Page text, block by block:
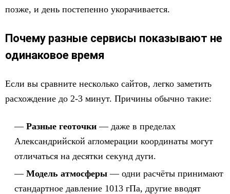
позже, и день постепенно укорачивается.
Почему разные сервисы показывают не
одинаковое время
Если вы сравните несколько сайтов, легко заметить
расхождение до 2-3 минут. Причины обычно такие:
Разные геоточки — даже в пределах
Александрийской агломерации координаты могут
отличаться на десятки секунд дуги.
Модель атмосферы — одни расчёты принимают
стандартное давление 1013 гПа, другие вводят